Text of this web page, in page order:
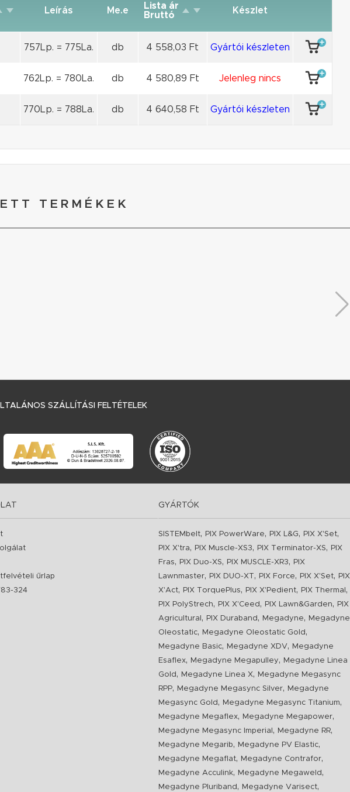
Leírás Me.e
Lista ár
Bruttó
Készlet
757Lp. = 775La. db 4 558,03 Ft Gyártói készleten
762Lp. = 780La. db 4 580,89 Ft Jelenleg nincs
770Lp. = 788La. db 4 640,58 Ft Gyártói készleten
TERMÉKEK
SZÁLLÍTÁSI FELTÉTELEK
űrlap
324
GYÁRTÓK
SISTEMbelt, PIX PowerWare, PIX L&G, PIX X'Set,
PIX X'tra, PIX Muscle-XS3, PIX Terminator-XS,
PIX
Fras, PIX Duo-XS, PIX MUSCLE-XR3,
PIX
Lawnmaster, PIX DUO-XT , PIX Force, PIX X'Set,
PIX
X'Act, PIX TorquePlus, PIX X'Pedient, PIX Thermal ,
PIX PolyStrech, PIX X'Ceed , PIX Lawn&Garden,
PIX
Agricultural , PIX Duraband , Megadyne,
Megadyne
Oleostatic, Megadyne Oleostatic Gold ,
Megadyne Basic, Megadyne XDV,
Megadyne
Esaflex, Megadyne Megapulley,
Megadyne Linea
Gold , Megadyne Linea X,
Megadyne Megasync
RPP, Megadyne Megasync Silver,
Megadyne
Megasync Gold , Megadyne Megasync Titanium,
Megadyne Megaflex, Megadyne Megapower,
Megadyne Megasync Imperial , Megadyne RR,
Megadyne Megarib, Megadyne PV Elastic,
Megadyne Megaflat, Megadyne Contrafor,
Megadyne Acculink, Megadyne Megaweld ,
Megadyne Pluriband , Megadyne Varisect,